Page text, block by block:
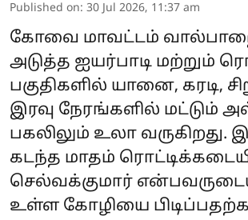
Published on: 30 Jul 2026, 11:37 am
கோவை மாவட்டம்
அடுத்த ஐயர்பாடி மற்றும்
பகுதிகளில் யானை, கரடி,
இரவு நேரங்களில் மட்டும்
பகலிலும் உலா வருகிறது.
கடந்த மாதம்
செல்வக்குமார்
உள்ள கோழியை